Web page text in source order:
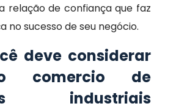
relação de confiança que faz
no sucesso de seu negócio.
deve considerar
comercio de
industriais